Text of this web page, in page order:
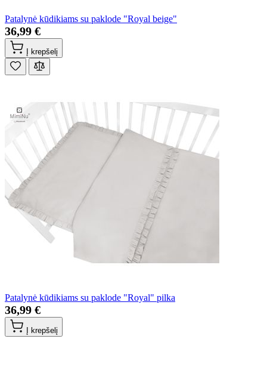
Patalynė kūdikiams su paklode "Royal beige"
36,99 €
Į krepšelį
Patalynė kūdikiams su paklode "Royal" pilka
36,99 €
Į krepšelį